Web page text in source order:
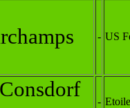
- US
-